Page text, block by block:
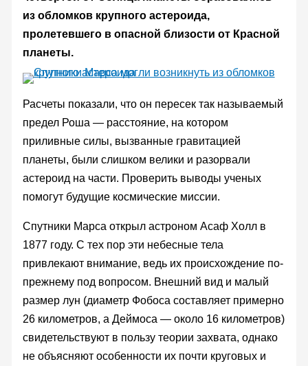
из обломков крупного астероида,
пролетевшего в опасной близости от Красной
планеты.
Расчеты показали, что он пересек так называемый
предел Роша — расстояние, на котором
приливные силы, вызванные гравитацией
планеты, были слишком велики и разорвали
астероид на части. Проверить выводы ученых
помогут будущие космические миссии.
Спутники Марса открыл астроном Асаф Холл в
1877 году. С тех пор эти небесные тела
привлекают внимание, ведь их происхождение по-
прежнему под вопросом. Внешний вид и малый
размер лун (диаметр Фобоса составляет примерно
26 километров, а Деймоса — около 16 километров)
свидетельствуют в пользу теории захвата, однако
не объясняют особенности их почти круговых и